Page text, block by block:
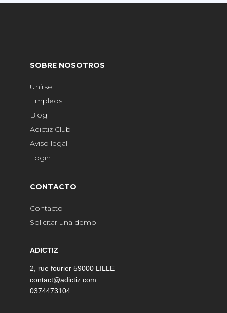
SOBRE NOSOTROS
Unirse
Empleos
Blog
Adictiz Club
Aviso legal
Login
CONTACTO
Contacto
Solicitar una demo
ADICTIZ
2, rue fourier 59000 LILLE
contact@adictiz.com
0374473104